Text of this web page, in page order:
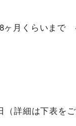
ヶ月くらいまで
詳細は下表をご